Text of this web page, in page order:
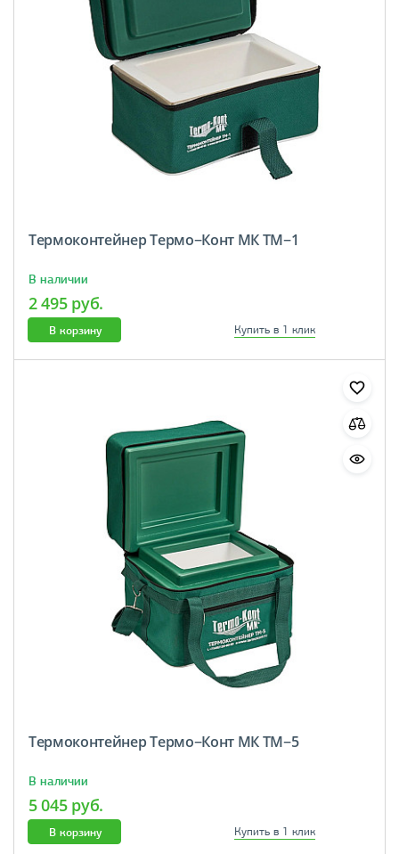
Термоконтейнер Термо−Конт МК ТМ−1
В наличии
2 495 руб.
В корзину Купить в 1 клик
Термоконтейнер Термо−Конт МК ТМ−5
В наличии
5 045 руб.
В корзину Купить в 1 клик